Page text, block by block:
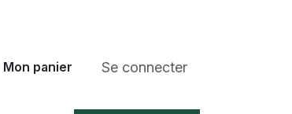
Mon panier Se connecter